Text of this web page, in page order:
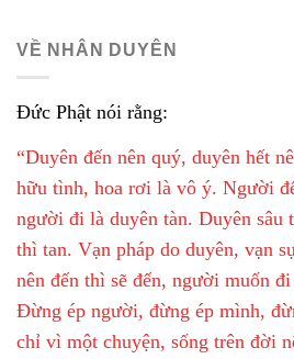
VỀ NHÂN DUYÊN
Đức Phật nói rằng:
“Duyên đến nên quý, duyên hết
hữu tình, hoa rơi là vô ý. Người
người đi là duyên tàn. Duyên sâu
thì tan. Vạn pháp do duyên, vạn
nên đến thì sẽ đến, người muốn
Đừng ép người, đừng ép mình,
chỉ vì một chuyện, sống trên đời